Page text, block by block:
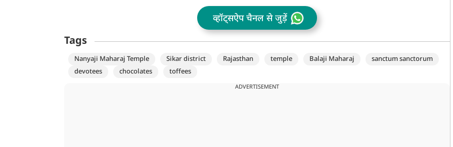
व्हॉट्सऐप चैनल से जुड़ें
Tags
Nanyaji Maharaj Temple Sikar district Rajasthan temple Balaji Maharaj
sanctum sanctorum
devotees
chocolates toffees
ADVERTISEMENT